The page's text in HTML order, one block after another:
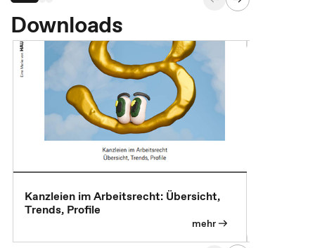
Downloads
Kanzleien im Arbeitsrecht: Übersicht,
Trends, Profile
mehr